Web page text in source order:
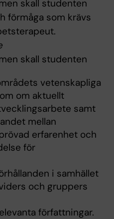
skall studenten
förmåga som krävs
skall studenten
vetenskapliga
om aktuellt
samt
mellan
erfarenhet och
för
i samhället
och gruppers
författningar.